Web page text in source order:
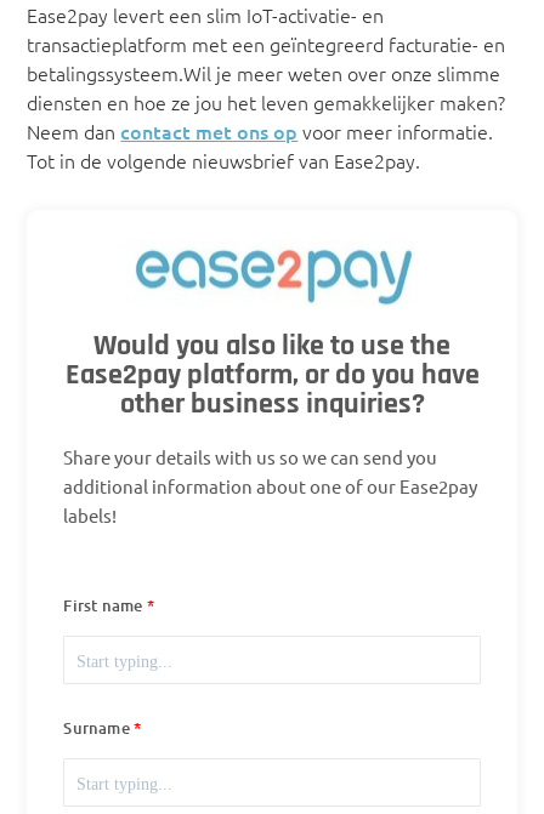
Ease2pay levert een slim IoT-activatie- en
transactieplatform met een geïntegreerd facturatie- en
betalingssysteem.Wil je meer weten over onze slimme
diensten en hoe ze jou het leven gemakkelijker maken?
Neem dancontact met ons op voor meer informatie.
Tot in de volgende nieuwsbrief van Ease2pay.
Would you also like to use the
Ease2pay platform, or do you have
other business inquiries?
Share your details with us so we can send you
additional information about one of our Ease2pay
labels!
First name
Surname